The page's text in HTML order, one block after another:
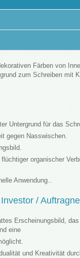
Färben von
zum Schreiben mit
Untergrund für das
gegen Nasswischen.
organischer
Anwendung..
/
Erscheinungsbild,
eine
und Kreativität